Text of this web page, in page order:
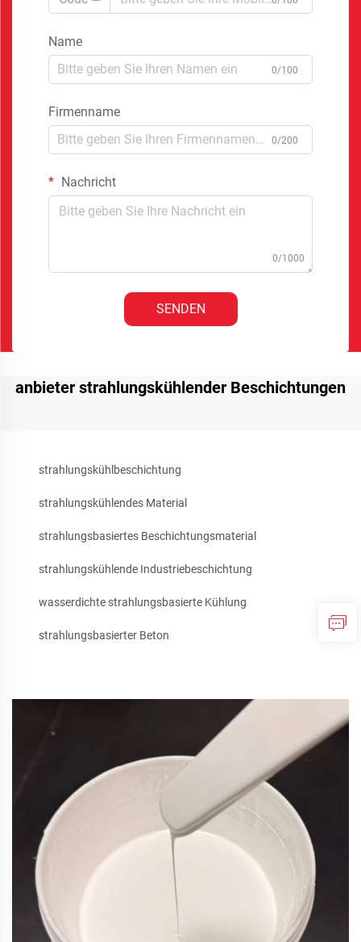
Name
0/100
Firmenname
0/200
Nachricht
0/1000
SENDEN
anbieter strahlungskühlender Beschichtungen
strahlungskühlbeschichtung
strahlungskühlendes Material
strahlungsbasiertes Beschichtungsmaterial
strahlungskühlende Industriebeschichtung
wasserdichte strahlungsbasierte Kühlung
strahlungsbasierter Beton